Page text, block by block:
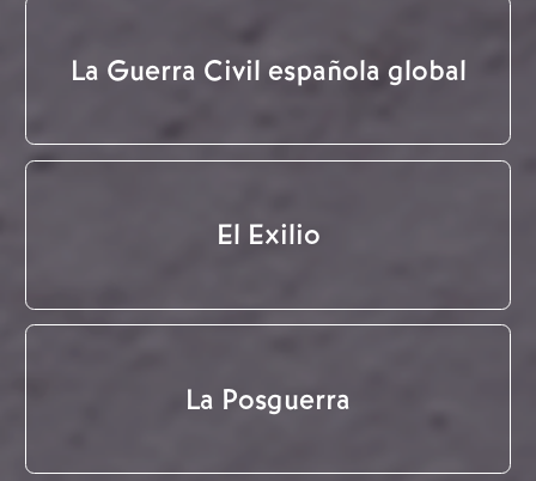
La Guerra Civil española global
El Exilio
La Posguerra